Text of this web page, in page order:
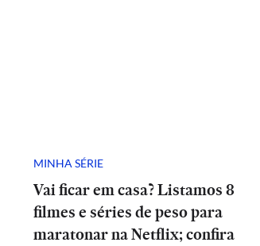
MINHA SÉRIE
Vai ficar em casa? Listamos 8
filmes e séries de peso para
maratonar na Netflix; confira